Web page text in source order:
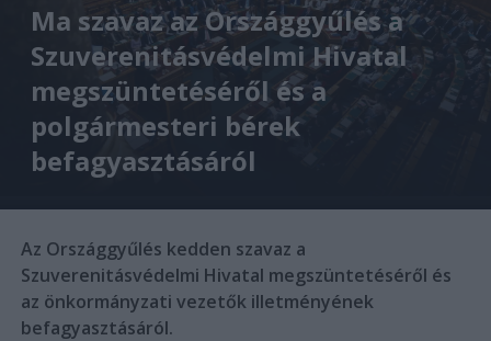
Ma szavaz az Országgyűlés a
Szuverenitásvédelmi Hivatal
megszüntetéséről és a
polgármesteri bérek
befagyasztásáról
Az Országgyűlés kedden szavaz a
Szuverenitásvédelmi Hivatal megszüntetéséről és
az önkormányzati vezetők illetményének
befagyasztásáról.